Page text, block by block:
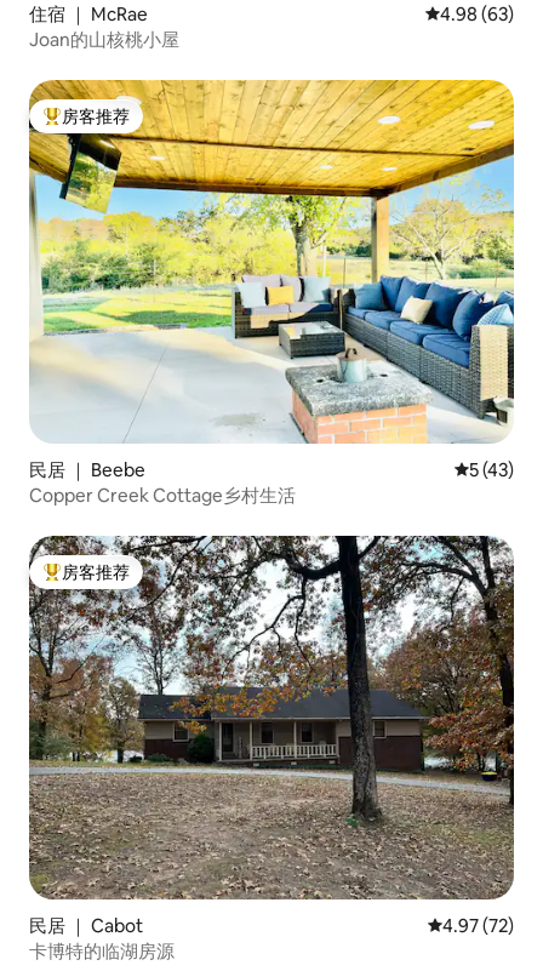
住宿 ｜ McRae 平均评分 4.98
4.98 (63)
Joan的山核桃小屋
热门「房客推荐」
房客推荐
民居 ｜ Beebe 平均评分
5 (43)
Copper Creek Cottage乡村生活
热门「房客推荐」
房客推荐
民居 ｜ Cabot 平均评分
4.97 (72)
卡博特的临湖房源